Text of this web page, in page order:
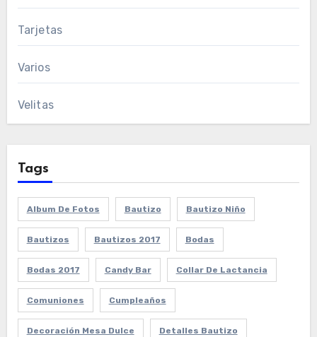
Tarjetas
Varios
Velitas
Tags
Album De Fotos Bautizo Bautizo Niño
Bautizos Bautizos 2017 Bodas
Bodas 2017 Candy Bar Collar De Lactancia
Comuniones Cumpleaños
Decoración Mesa Dulce Detalles Bautizo